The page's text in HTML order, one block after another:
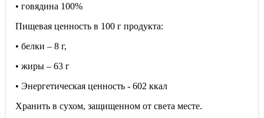
• говядина 100%
Пищевая ценность в 100 г продукта:
• белки – 8 г,
• жиры – 63 г
• Энергетическая ценность - 602 ккал
Хранить в сухом, защищенном от света месте.